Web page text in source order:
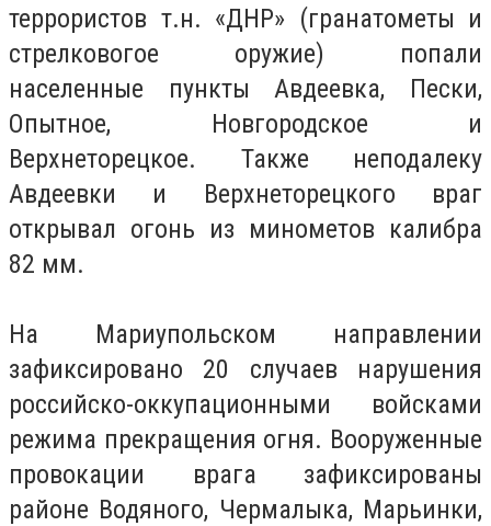
террористов т.н. «ДНР» (гранатометы и
стрелковогое оружие) попали
населенные пункты Авдеевка, Пески,
Опытное, Новгородское и
Верхнеторецкое. Также неподалеку
Авдеевки и Верхнеторецкого враг
открывал огонь из минометов калибра
82 мм.
На Мариупольском направлении
зафиксировано 20 случаев нарушения
российско-оккупационными войсками
режима прекращения огня. Вооруженные
провокации врага зафиксированы
районе Водяного, Чермалыка, Марьинки,